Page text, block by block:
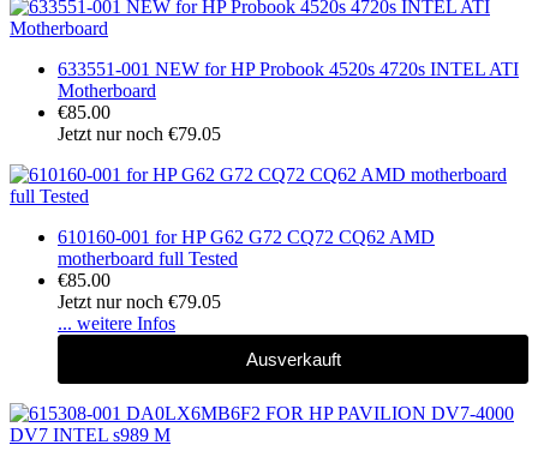
633551-001 NEW for HP Probook 4520s 4720s INTEL ATI
Motherboard
€85.00
Jetzt nur noch €79.05
610160-001 for HP G62 G72 CQ72 CQ62 AMD
motherboard full Tested
€85.00
Jetzt nur noch €79.05
... weitere Infos
Ausverkauft